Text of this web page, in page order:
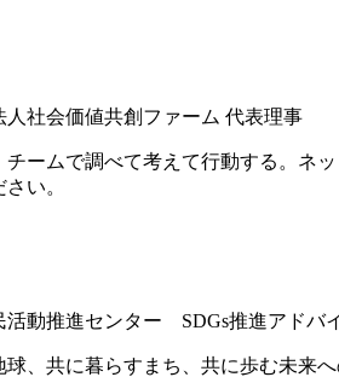
社会価値共創ファーム 代表理事
ームで調べて考えて行動する。ネ
い。
動推進センター SDGs推進アドバ
、共に暮らすまち、共に歩む未来